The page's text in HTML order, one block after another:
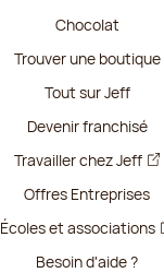
Chocolat
Trouver une boutique
Tout sur Jeff
Devenir franchisé
Travailler chez Jeff
Offres Entreprises
Écoles et associations
Besoin d'aide ?